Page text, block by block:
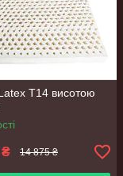
T14 висотою
₴ 14 875 ₴